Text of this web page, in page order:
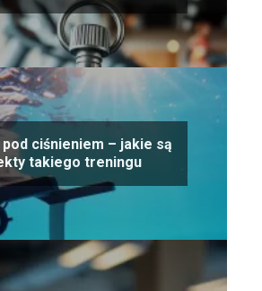
pod ciśnieniem – jakie są
takiego treningu